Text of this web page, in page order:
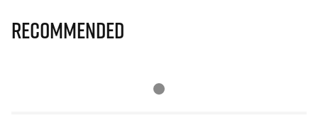
Recommended